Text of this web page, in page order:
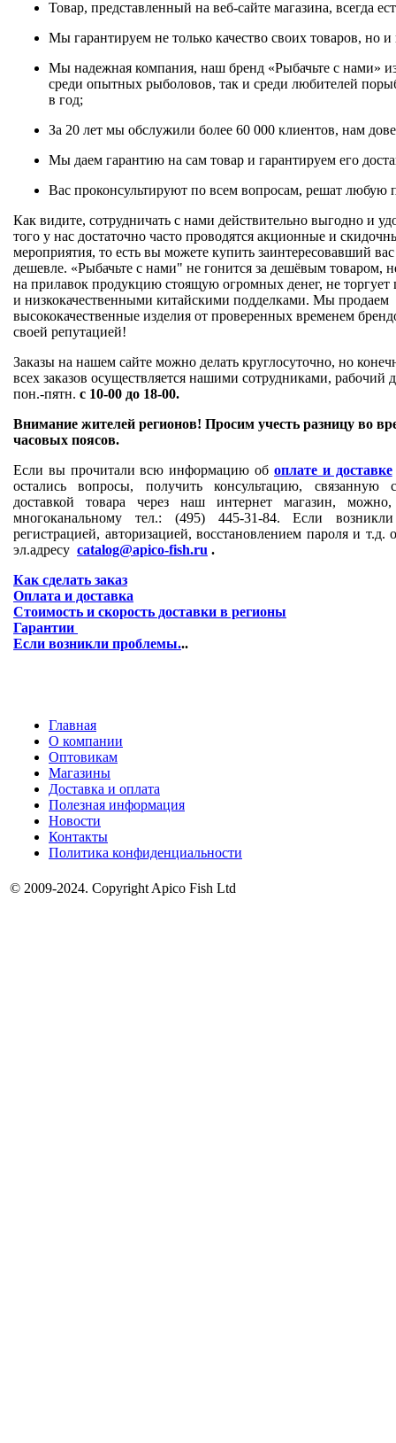
Товар, представленный на веб-сайте магазина, всегда
Мы гарантируем не только качество своих товаров, но и
Мы надежная компания, наш бренд «Рыбачьте с нами»
среди опытных рыболовов, так и среди любителей
в год;
За 20 лет мы обслужили более 60 000 клиентов, нам
Мы даем гарантию на сам товар и гарантируем его
Вас проконсультируют по всем вопросам, решат любую
Как видите, сотрудничать с нами действительно выгодно и
того у нас достаточно часто проводятся акционные и
мероприятия, то есть вы можете купить заинтересовавший
дешевле. «Рыбачьте с нами" не гонится за дешёвым товаром,
на прилавок продукцию стоящую огромных денег, не
и низкокачественными китайскими подделками. Мы продаем
высококачественные изделия от проверенных временем
своей репутацией!
Заказы на нашем сайте можно делать круглосуточно, но
всех заказов осуществляется нашими сотрудниками, рабочий
пон.-пятн. с 10-00 до 18-00.
Внимание жителей регионов! Просим учесть разницу во
часовых поясов.
Если вы прочитали всю информацию об оплате и доставке
остались вопросы, получить консультацию,
доставкой товара через наш интернет магазин,
многоканальному тел.: (495) 445-31-84. Если
регистрацией, авторизацией, восстановлением пароля и т.д.
эл.адресу catalog@apico-fish.ru .
Как сделать заказ
Оплата и доставка
Стоимость и скорость доставки в регионы
Гарантии
Если возникли проблемы...
Главная
О компании
Оптовикам
Магазины
Доставка и оплата
Полезная информация
Новости
Контакты
Политика конфиденциальности
© 2009-2024. Copyright Apico Fish Ltd